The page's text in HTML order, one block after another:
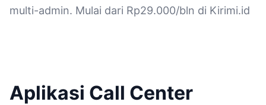
multi-admin. Mulai dari Rp29.000/bln di Kirimi.id
Aplikasi Call Center